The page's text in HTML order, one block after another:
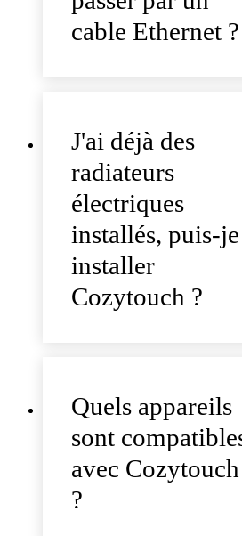
cable Ethernet ?
J'ai déjà des
radiateurs
électriques
installés, puis-je
installer
Cozytouch ?
Quels appareils
sont
avec Cozytouch
?